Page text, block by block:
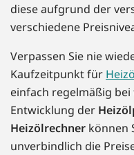
diese aufgrund der
verschiedene
Verpassen Sie nie
Kaufzeitpunkt für
einfach regelmäßig bei
Entwicklung der
Heizölrechner können
unverbindlich die